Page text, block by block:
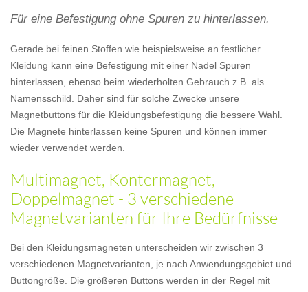
Für eine Befestigung ohne Spuren zu hinterlassen.
Gerade bei feinen Stoffen wie beispielsweise an festlicher
Kleidung kann eine Befestigung mit einer Nadel Spuren
hinterlassen, ebenso beim wiederholten Gebrauch z.B. als
Namensschild. Daher sind für solche Zwecke unsere
Magnetbuttons für die Kleidungsbefestigung die bessere Wahl.
Die Magnete hinterlassen keine Spuren und können immer
wieder verwendet werden.
Multimagnet, Kontermagnet,
Doppelmagnet - 3 verschiedene
Magnetvarianten für Ihre Bedürfnisse
Bei den Kleidungsmagneten unterscheiden wir zwischen 3
verschiedenen Magnetvarianten, je nach Anwendungsgebiet und
Buttongröße. Die größeren Buttons werden in der Regel mit